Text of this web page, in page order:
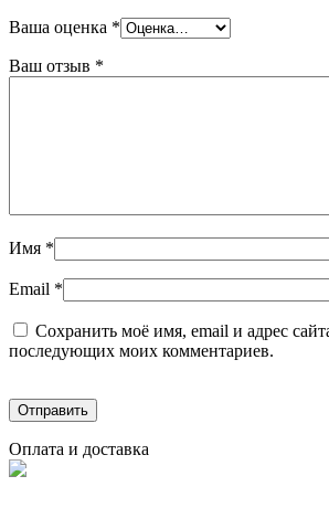
Ваша оценка *
Ваш отзыв *
Имя *
Email *
Сохранить моё имя, email и адрес
последующих моих комментариев.
Оплата и доставка